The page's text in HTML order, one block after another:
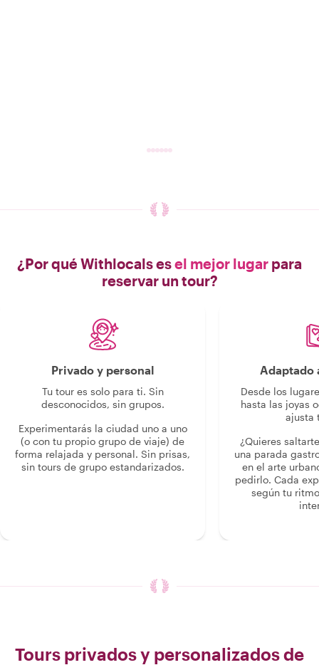
¿Por qué Withlocals esel mejor lugar para
reservar un tour?
Privado y personal
Tu tour es solo para ti. Sin
desconocidos, sin grupos.
Experimentarás la ciudad uno a uno
(o con tu propio grupo de viaje) de
forma relajada y personal. Sin prisas,
sin tours de grupo estandarizados.
Adaptado
Desde los
hasta las joyas
ajusta
¿Quieres
una parada
en el arte
pedirlo. Cada
según tu
Tours privados y personalizados de